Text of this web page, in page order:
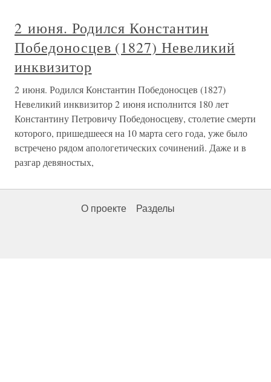
2 июня. Родился Константин
Победоносцев (1827) Невеликий
инквизитор
2 июня. Родился Константин Победоносцев (1827)
Невеликий инквизитор 2 июня исполнится 180 лет
Константину Петровичу Победоносцеву, столетие смерти
которого, пришедшееся на 10 марта сего года, уже было
встречено рядом апологетических сочинений. Даже и в
разгар девяностых,
О проекте Разделы